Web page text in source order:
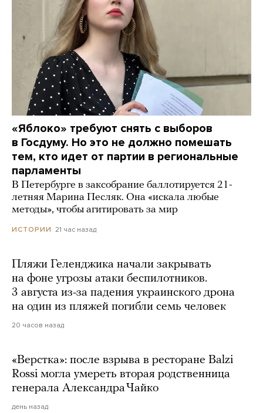
«Яблоко» требуют снять с выборов
в Госдуму. Но это не должно помешать
тем, кто идет от партии в региональные
парламенты
В Петербурге в заксобрание баллотируется 21-
летняя Марина Песляк. Она «искала любые
методы», чтобы агитировать за мир
ИСТОРИИ 21 час назад
Пляжи Геленджика начали закрывать
на фоне угрозы атаки беспилотников.
3 августа из-за падения украинского дрона
на один из пляжей погибли семь человек
20 часов назад
«Верстка»: после взрыва в ресторане Balzi
Rossi могла умереть вторая родственница
генерала Александра Чайко
день назад